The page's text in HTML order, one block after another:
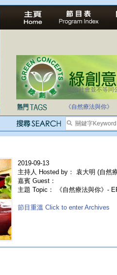
法治社會並不等同
自家教育合法化-
《自然療法與你》
2019-09-13
主持人 Hosted by： 袁大明 (自然
嘉賓 Guest：
主題 Topic： 《自然療法與你》-
節目重溫 Click to enter Archives